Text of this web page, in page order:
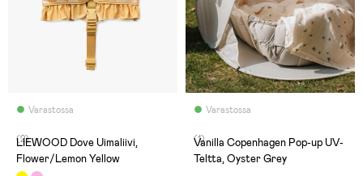
Varastossa
(2)
LIEWOOD Dove Uimaliivi,
Flower/Lemon Yellow
Varastossa
(1)
Vanilla Copenhagen Pop-up UV-
Teltta, Oyster Grey